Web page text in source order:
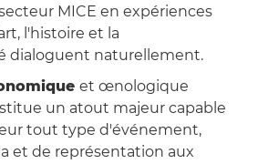
MICE en expériences
l'histoire et la
dialoguent naturellement.
et œnologique
un atout majeur capable
tout type d'événement,
et de représentation aux